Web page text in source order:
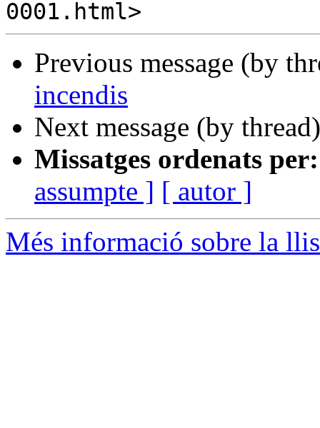
Previous message (by
incendis
Next message (by
Missatges ordenats per:
assumpte ] [ autor ]
Més informació sobre la